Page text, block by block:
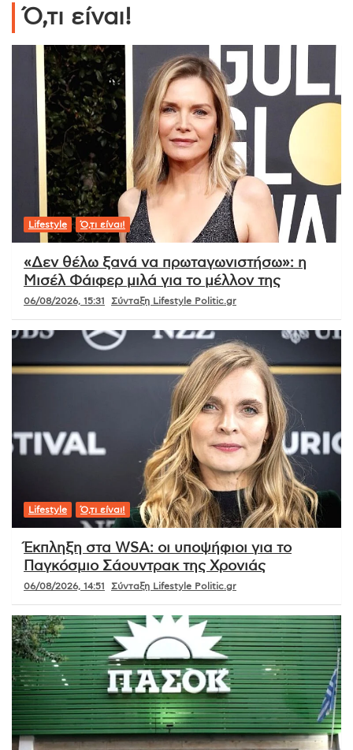
Ό,τι είναι!
Lifestyle Ό,τι είναι!
«Δεν θέλω ξανά να πρωταγωνιστήσω»: η
Μισέλ Φάιφερ μιλά για το μέλλον της
06/08/2026, 15:31 Σύνταξη Lifestyle Politic.gr
Lifestyle Ό,τι είναι!
Έκπληξη στα WSA: οι υποψήφιοι για το
Παγκόσμιο Σάουντρακ της Χρονιάς
06/08/2026, 14:51 Σύνταξη Lifestyle Politic.gr